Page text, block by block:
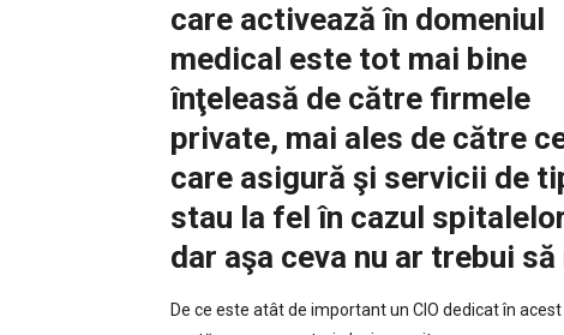
care activează în domeniul
medical este tot mai bine
înţeleasă de către firmele
private, mai ales de către
care asigură şi servicii de
stau la fel în cazul
dar aşa ceva nu ar trebui
De ce este atât de important un CIO dedicat în